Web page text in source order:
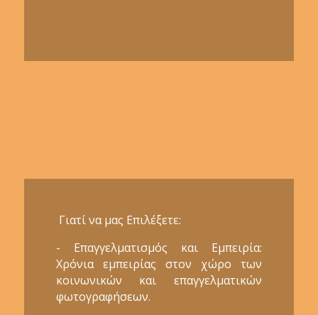
Γιατί να μας Επιλέξετε:
- Επαγγελματισμός και Εμπειρία:
Χρόνια εμπειρίας στον χώρο των
κοινωνικών και επαγγελματικών
φωτογραφήσεων.